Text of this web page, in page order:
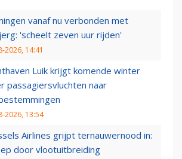
vanaf nu verbonden met
'scheelt zeven uur rijden'
2026, 14:41
Luik krijgt komende winter
passagiersvluchten naar
2026, 13:54
Airlines grijpt ternauwernood in:
door vlootuitbreiding